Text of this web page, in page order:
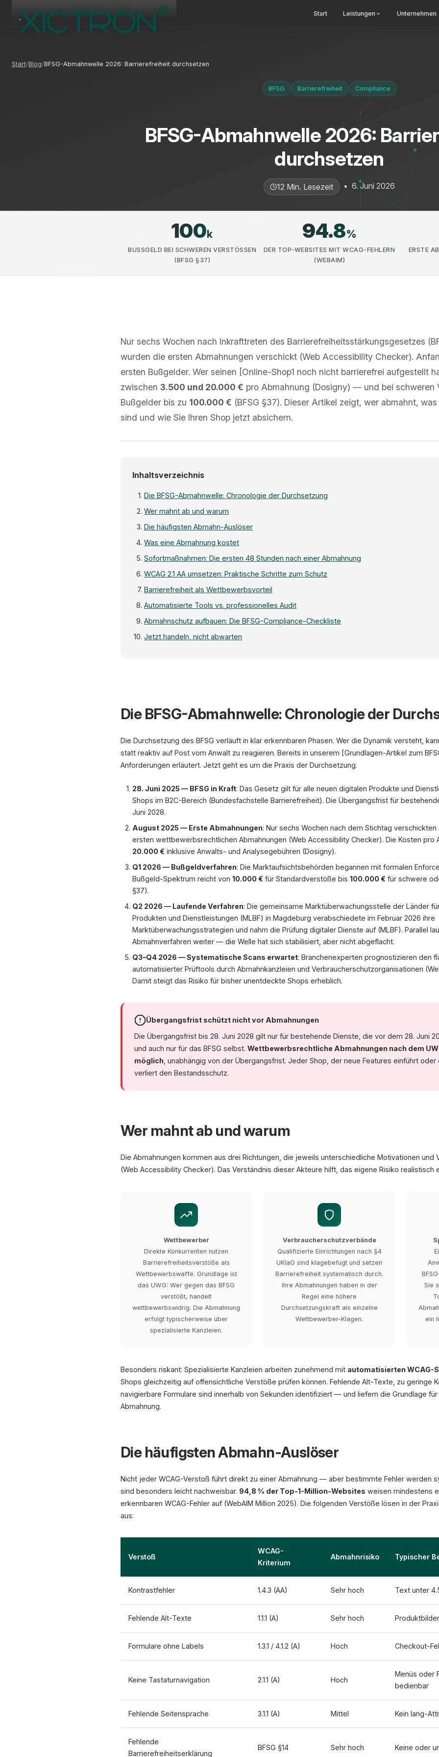
Start Leistungen Unternehmen
Start Blog BFSG-Abmahnwelle 2026: Barrierefreiheit durchsetzen
BFSG Barrierefreiheit Compliance
BFSG-Abmahnwelle 2026:
durchsetzen
12 Min. Lesezeit • 6. Juni 2026
100k
BUSSGELD BEI SCHWEREN VERSTÖSSEN (B
FSG §37)
94.8%
DER TOP-WEBSITES MIT WCAG-FEHLERN
(WEBAIM)
ERSTE
Nur sechs Wochen nach Inkrafttreten des Barrierefreiheitsstärkungsgesetzes
wurden die ersten Abmahnungen verschickt (Web Accessibility Checker).
ersten Bußgelder. Wer seinen [Online-Shop1 noch nicht barrierefrei aufgestellt
zwischen 3.500 und 20.000 € pro Abmahnung (Dosigny) — und bei schweren
Bußgelder bis zu 100.000 € (BFSG §37). Dieser Artikel zeigt, wer abmahnt,
sind und wie Sie Ihren Shop jetzt absichern.
Inhaltsverzeichnis
Die BFSG-Abmahnwelle: Chronologie der Durchsetzung
Wer mahnt ab und warum
Die häufigsten Abmahn-Auslöser
Was eine Abmahnung kostet
Sofortmaßnahmen: Die ersten 48 Stunden nach einer Abmahnung
WCAG 2.1 AA umsetzen: Praktische Schritte zum Schutz
Barrierefreiheit als Wettbewerbsvorteil
Automatisierte Tools vs. professionelles Audit
Abmahnschutz aufbauen: Die BFSG-Compliance-Checkliste
Jetzt handeln, nicht abwarten
3.500 €
Abmahnkosten
WCAG-Audit
Barrieren identifizieren
Quellen: BFSG §37, WebAIM Million
Die BFSG-Abmahnwelle: Chronologie der
Die Durchsetzung des BFSG verläuft in klar erkennbaren Phasen. Wer die Dynamik versteht,
statt reaktiv auf Post vom Anwalt zu reagieren. Bereits in unserem [Grundlagen-Artikel zum
Anforderungen erläutert. Jetzt geht es um die Praxis der Durchsetzung.
28. Juni 2025 — BFSG in Kraft: Das Gesetz gilt für alle neuen digitalen Produkte und
Shops im B2C-Bereich (Bundesfachstelle Barrierefreiheit). Die Übergangsfrist für
Juni 2028.
August 2025 — Erste Abmahnungen: Nur sechs Wochen nach dem Stichtag
ersten wettbewerbsrechtlichen Abmahnungen (Web Accessibility Checker). Die Kosten pro
20.000 € inklusive Anwalts- und Analysegebühren (Dosigny).
Q1 2026 — Bußgeldverfahren: Die Marktaufsichtsbehörden begannen mit formalen
Bußgeld-Spektrum reicht von 10.000 € für Standardverstöße bis 100.000 € für schwere
§37).
Q2 2026 — Laufende Verfahren: Die gemeinsame Marktüberwachungsstelle der Länder
Produkten und Dienstleistungen (MLBF) in Magdeburg verabschiedete im Februar 2026 ihre
Marktüberwachungsstrategien und nahm die Prüfung digitaler Dienste auf (MLBF). Parallel
Abmahnverfahren weiter — die Welle hat sich stabilisiert, aber nicht abgeflacht.
Q3–Q4 2026 — Systematische Scans erwartet: Branchenexperten prognostizieren den
automatisierter Prüftools durch Abmahnkanzleien und Verbraucherschutzorganisationen
Damit steigt das Risiko für bisher unentdeckte Shops erheblich.
Übergangsfrist schützt nicht vor Abmahnungen
Die Übergangsfrist bis 28. Juni 2028 gilt nur für bestehende Dienste, die vor dem 28. Juni
und auch nur für das BFSG selbst. Wettbewerbsrechtliche Abmahnungen nach dem
möglich , unabhängig von der Übergangsfrist. Jeder Shop, der neue Features einführt oder
verliert den Bestandsschutz.
Wer mahnt ab und warum
Die Abmahnungen kommen aus drei Richtungen, die jeweils unterschiedliche Motivationen und
(Web Accessibility Checker). Das Verständnis dieser Akteure hilft, das eigene Risiko realistisch
Wettbewerber
Direkte Konkurrenten nutzen
Barrierefreiheitsverstöße als
Wettbewerbswaffe. Grundlage ist
das UWG: Wer gegen das BFSG
verstößt, handelt
wettbewerbswidrig. Die Abmahnung
erfolgt typischerweise über
spezialisierte Kanzleien.
Verbraucherschutzverbände
Qualifizierte Einrichtungen nach §4
UKlaG sind klagebefugt und setzen
Barrierefreiheit systematisch durch.
Ihre Abmahnungen haben in der
Regel eine höhere
Durchsetzungskraft als einzelne
Wettbewerber-Klagen.
Sie
ein
Besonders riskant: Spezialisierte Kanzleien arbeiten zunehmend mit automatisierten WCAG-
Shops gleichzeitig auf offensichtliche Verstöße prüfen können. Fehlende Alt-Texte, zu geringe
navigierbare Formulare sind innerhalb von Sekunden identifiziert — und liefern die Grundlage
Abmahnung.
Die häufigsten Abmahn-Auslöser
Nicht jeder WCAG-Verstoß führt direkt zu einer Abmahnung — aber bestimmte Fehler werden
sind besonders leicht nachweisbar. 94,8 % der Top-1-Million-Websites weisen mindestens
erkennbaren WCAG-Fehler auf (WebAIM Million 2025). Die folgenden Verstöße lösen in der
aus:
Verstoß
WCAG-
Kriterium
Abmahnrisiko Typischer
Kontrastfehler 1.4.3 (AA) Sehr hoch Text unter
Fehlende Alt-Texte 1.1.1 (A) Sehr hoch
Formulare ohne Labels 1.3.1 / 4.1.2 (A) Hoch Checkout-
Keine Tastaturnavigation 2.1.1 (A) Hoch
Menüs oder
bedienbar
Fehlende Seitensprache 3.1.1 (A) Mittel Kein lang-
Fehlende
Barrierefreiheitserklärung
BFSG §14 Sehr hoch Keine oder